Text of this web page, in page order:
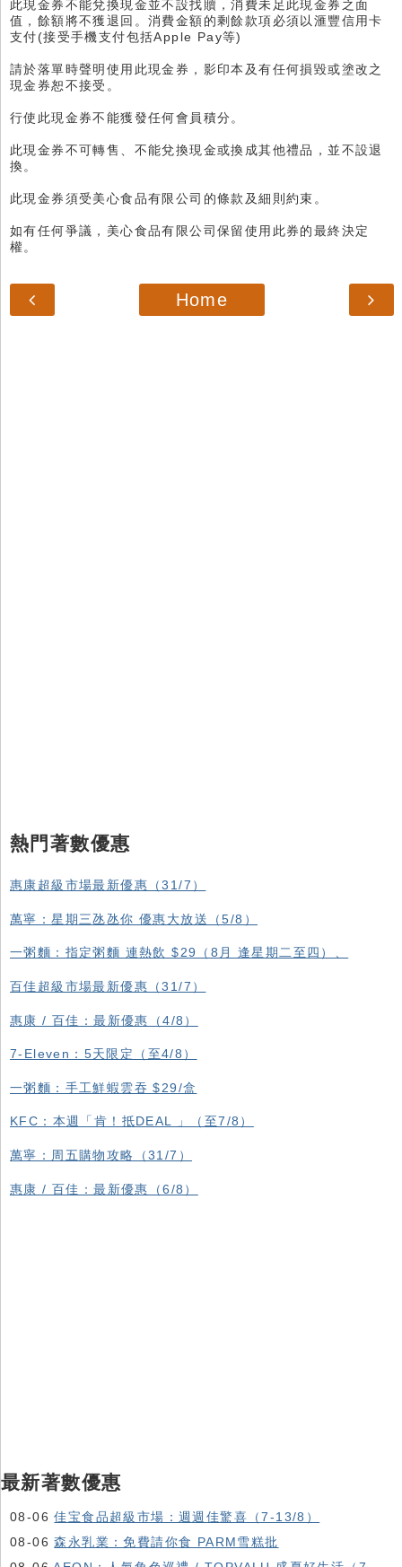
此現金券不能兌換現金並不設找贖，消費未足此現金券之面
值，餘額將不獲退回。消費金額的剩餘款項必須以滙豐信用卡
支付(接受手機支付包括Apple Pay等)
請於落單時聲明使用此現金券，影印本及有任何損毀或塗改之
現金券恕不接受。
行使此現金券不能獲發任何會員積分。
此現金券不可轉售、不能兌換現金或換成其他禮品，並不設退
換。
此現金券須受美心食品有限公司的條款及細則約束。
如有任何爭議，美心食品有限公司保留使用此券的最終決定
權。
Home
熱門著數優惠
惠康超級市場最新優惠（31/7）
萬寧：星期三氹氹你 優惠大放送（5/8）
一粥麵：指定粥麵 連熱飲 $29（8月 逢星期二至四）、
百佳超級市場最新優惠（31/7）
惠康 / 百佳：最新優惠（4/8）
7-Eleven：5天限定（至4/8）
一粥麵：手工鮮蝦雲吞 $29/盒
KFC ：本週「肯！抵DEAL 」（至7/8）
萬寧：周五購物攻略（31/7）
惠康 / 百佳：最新優惠（6/8）
最新著數優惠
08-06佳宝食品超級市場：週週佳驚喜（7-13/8）
08-06森永乳業：免費請你食 PARM雪糕批